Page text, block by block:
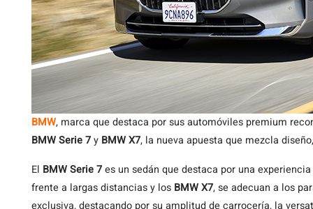
BMW, marca que destaca por sus automóviles premium
BMW Serie 7y BMW X7, la nueva apuesta que mezcla
El BMW Serie 7es un sedán que destaca por una
frente a largas distancias y los BMW X7, se adecuan a los
exclusiva, destacando por su amplitud de carrocería, la